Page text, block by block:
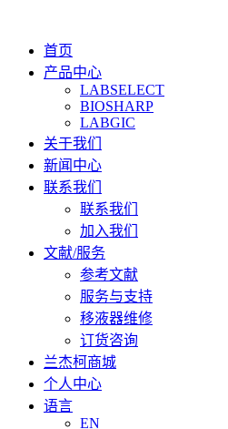
首页
产品中心
LABSELECT
BIOSHARP
LABGIC
关于我们
新闻中心
联系我们
联系我们
加入我们
文献/服务
参考文献
服务与支持
移液器维修
订货咨询
兰杰柯商城
个人中心
语言
EN